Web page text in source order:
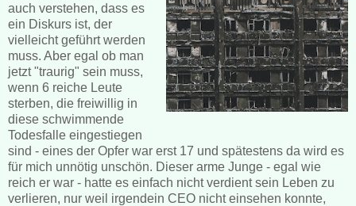
auch verstehen, dass es
ein Diskurs ist, der
vielleicht geführt werden
muss. Aber egal ob man
jetzt "traurig" sein muss,
wenn 6 reiche Leute
sterben, die freiwillig in
diese schwimmende
Todesfalle eingestiegen
sind - eines der Opfer war erst 17 und spätestens da wird es
für mich unnötig unschön. Dieser arme Junge - egal wie
reich er war - hatte es einfach nicht verdient sein Leben zu
verlieren, nur weil irgendein CEO nicht einsehen konnte,